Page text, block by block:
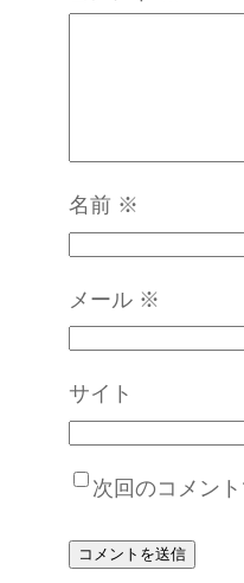
名前 ※
メール ※
サイト
次回のコメン